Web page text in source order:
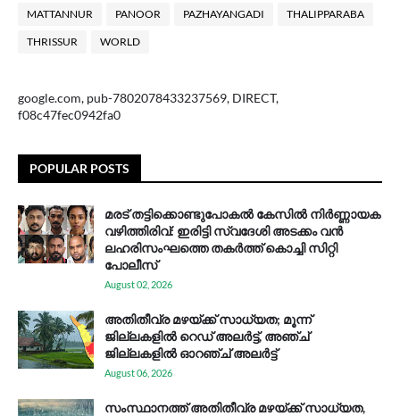
MATTANNUR PANOOR PAZHAYANGADI THALIPPARABA
THRISSUR WORLD
google.com, pub-7802078433237569, DIRECT,
f08c47fec0942fa0
POPULAR POSTS
മരട് തട്ടിക്കൊണ്ടുപോകൽ കേസിൽ നിർണ്ണായക
വഴിത്തിരിവ്: ഇരിട്ടി സ്വദേശി അടക്കം വൻ
ലഹരിസംഘത്തെ തകർത്ത് കൊച്ചി സിറ്റി
പോലീസ്
August 02, 2026
അതിതീവ്ര മഴയ്ക്ക് സാധ്യത; മൂന്ന്
ജില്ലകളിൽ റെഡ് അലർട്ട്, അഞ്ച്
ജില്ലകളിൽ ഓറഞ്ച് അലർട്ട്
August 06, 2026
സം​സ്ഥാ​ന​ത്ത് അ​തി​തീ​വ്ര മ​ഴ​യ്ക്ക് സാ​ധ്യ​ത,